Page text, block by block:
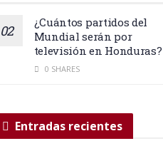
¿Cuántos partidos del
Mundial serán por
televisión en Honduras?
0 SHARES
Entradas recientes